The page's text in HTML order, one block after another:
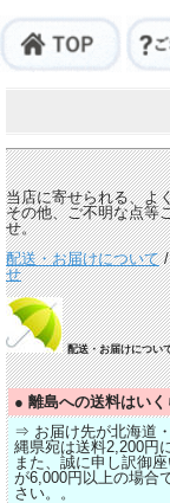
当店に寄せられる、よ
その他、ご不明な点等
せ。
配送・お届けについて
せ
配送・お届けについ
● 離島への送料はいく
⇒ お届け先が北海道
縄県宛は送料2,200円
また、誠に申し訳御
が6,000円以上の場合
さい。。